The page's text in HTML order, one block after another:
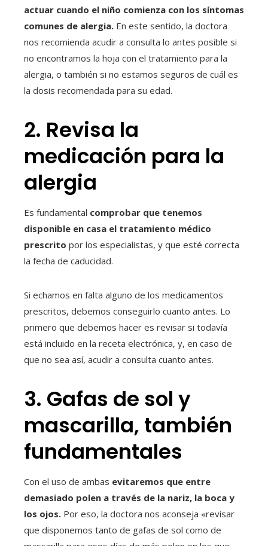
actuar cuando el niño comienza con los síntomas
comunes de alergia. En este sentido, la doctora
nos recomienda acudir a consulta lo antes posible si
no encontramos la hoja con el tratamiento para la
alergia, o también si no estamos seguros de cuál es
la dosis recomendada para su edad.
2. Revisa la
medicación para la
alergia
Es fundamental comprobar que tenemos
disponible en casa el tratamiento médico
prescrito por los especialistas, y que esté correcta
la fecha de caducidad.
Si echamos en falta alguno de los medicamentos
prescritos, debemos conseguirlo cuanto antes. Lo
primero que debemos hacer es revisar si todavía
está incluido en la receta electrónica, y, en caso de
que no sea así, acudir a consulta cuanto antes.
3. Gafas de sol y
mascarilla, también
fundamentales
Con el uso de ambas evitaremos que entre
demasiado polen a través de la nariz, la boca y
los ojos. Por eso, la doctora nos aconseja «revisar
que disponemos tanto de gafas de sol como de